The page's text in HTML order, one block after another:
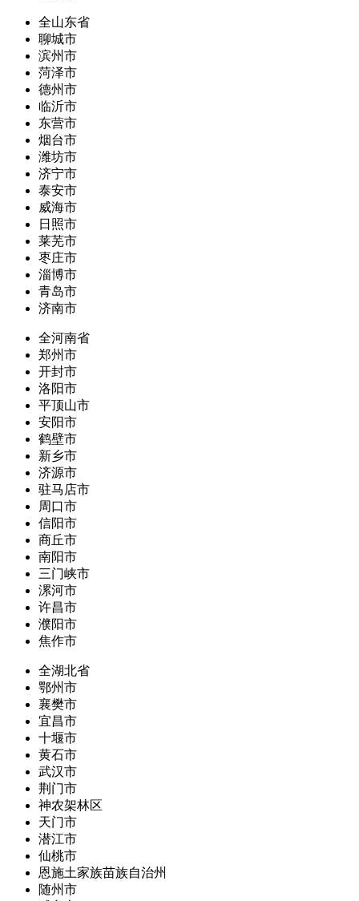
全山东省
聊城市
滨州市
菏泽市
德州市
临沂市
东营市
烟台市
潍坊市
济宁市
泰安市
威海市
日照市
莱芜市
枣庄市
淄博市
青岛市
济南市
全河南省
郑州市
开封市
洛阳市
平顶山市
安阳市
鹤壁市
新乡市
济源市
驻马店市
周口市
信阳市
商丘市
南阳市
三门峡市
漯河市
许昌市
濮阳市
焦作市
全湖北省
鄂州市
襄樊市
宜昌市
十堰市
黄石市
武汉市
荆门市
神农架林区
天门市
潜江市
仙桃市
恩施土家族苗族自治州
随州市